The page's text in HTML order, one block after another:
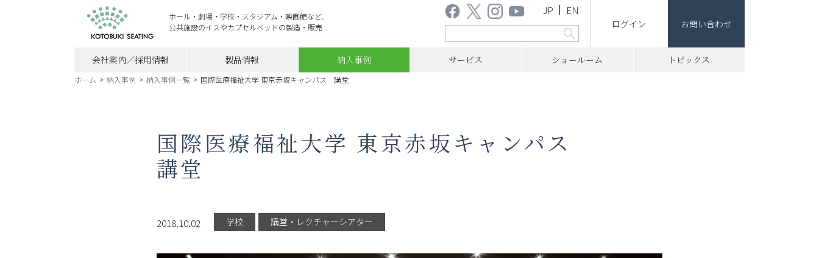
ホール・劇場・学校・スタジアム・映画館など、
公共施設のイスやカプセルベッドの製造・販売
ログイン お問い合わせ
JP EN
会社案内／採用情報 製品情報 納入事例 サービス ショールーム トピックス
ホーム > 納入事例 > 納入事例一覧 > 国際医療福祉大学 東京赤坂キャンパス 講堂
国際医療福祉大学 東京赤坂キャンパス
講堂
2018.10.02 学校 講堂・レクチャーシアター